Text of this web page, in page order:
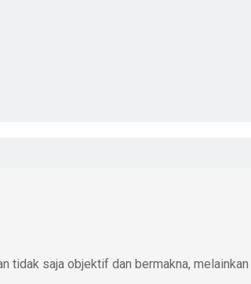
tidak saja objektif dan bermakna, melainkan